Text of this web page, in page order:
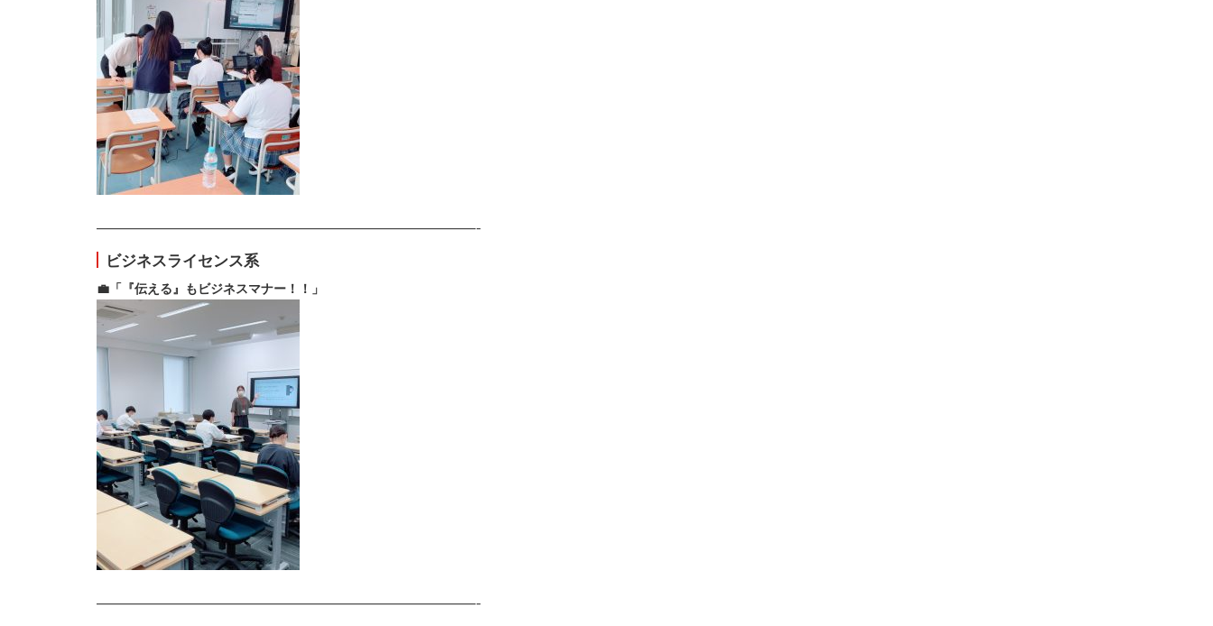
——————————————————————————————-
ビジネスライセンス系
💼「『伝える』もビジネスマナー！！」
——————————————————————————————-